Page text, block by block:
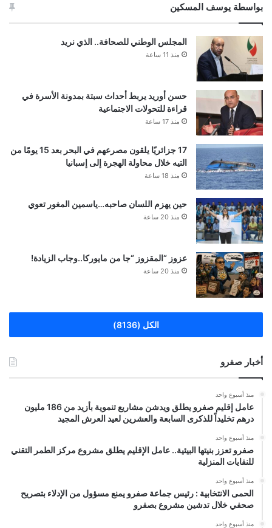
بواسطة يوسف المسكين
المجلس الوطني للصحافة.. الذي نريد
منذ 11 ساعة
حسن أوريد يربط أحداث سبتة بمدونة الأسرة في
قراءة للتحولات الاجتماعية
منذ 17 ساعة
17 جزائريًا يلقون مصرعهم في البحر بعد 15 يومًا من
التيه خلال محاولة الهجرة إلى إسبانيا
منذ 18 ساعة
حين يهزم اللسان صاحبه…ياسمين المغور تعوي
منذ 20 ساعة
عزوز “المقزوز “جا من مايوركا..وجاب الزيادة!
منذ 20 ساعة
الكل (8136)
أخبار صفرو
منذ أسبوع واحد
عامل إقليم صفرو يطلق ويدشن مشاريع تنموية بأزيد من 186 مليون
درهم تخليداً للذكرى السابعة والعشرين لعيد العرش المجيد
منذ أسبوع واحد
صفرو تعزز بنيتها البيئية.. عامل الإقليم يطلق مشروع مركز الطمر التقني
للنفايات المنزلية
منذ أسبوع واحد
الحمى الانتخابية : رئيس جماعة صفرو يمنع مسؤول من الإدلاء بتصريح
صحفي خلال تدشين مشروع بصفرو
منذ أسبوع واحد